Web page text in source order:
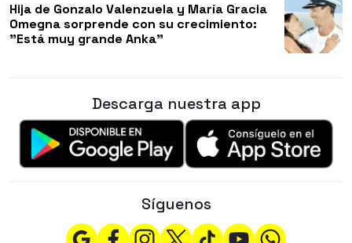
Hija de Gonzalo Valenzuela y María Gracia
Omegna sorprende con su crecimiento:
"Está muy grande Anka"
Descarga nuestra app
Síguenos